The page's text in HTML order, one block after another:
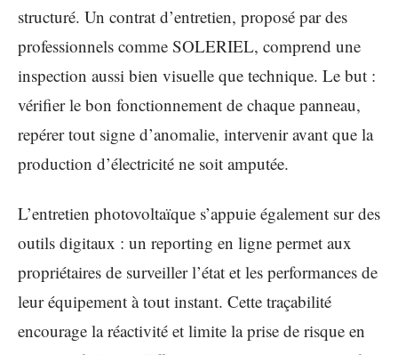
structuré. Un contrat d’entretien, proposé par des
professionnels comme SOLERIEL, comprend une
inspection aussi bien visuelle que technique. Le but :
vérifier le bon fonctionnement de chaque panneau,
repérer tout signe d’anomalie, intervenir avant que la
production d’électricité ne soit amputée.
L’entretien photovoltaïque s’appuie également sur des
outils digitaux : un reporting en ligne permet aux
propriétaires de surveiller l’état et les performances de
leur équipement à tout instant. Cette traçabilité
encourage la réactivité et limite la prise de risque en